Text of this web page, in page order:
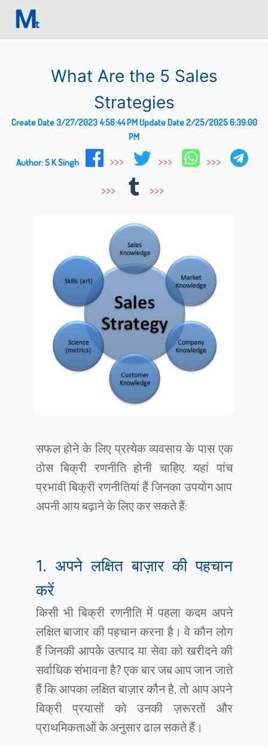
What Are the 5 Sales
Strategies
Create Date3/27/2023 4:56:44 PMUpdate Date2/25/2025 6:39:00
PM
Author:S K Singh
सफल होने के लिए प्रत्येक व्यवसाय के पास एक
ठोस बिक्री रणनीति होनी चाहिए. यहां पांच
प्रभावी बिक्री रणनीतियां हैं जिनका उपयोग आप
अपनी आय बढ़ाने के लिए कर सकते हैं:
1. अपने लक्षित बाज़ार की पहचान
करें
किसी भी बिक्री रणनीति में पहला कदम अपने
लक्षित बाजार की पहचान करना है। वे कौन लोग
हैं जिनकी आपके उत्पाद या सेवा को खरीदने की
सर्वाधिक संभावना है? एक बार जब आप जान जाते
हैं कि आपका लक्षित बाज़ार कौन है, तो आप अपने
बिक्री प्रयासों को उनकी ज़रूरतों और
प्राथमिकताओं के अनुसार ढाल सकते हैं।